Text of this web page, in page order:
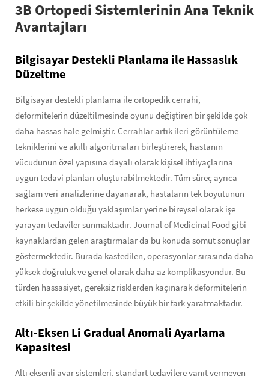
3B Ortopedi Sistemlerinin Ana Teknik
Avantajları
Bilgisayar Destekli Planlama ile Hassaslık
Düzeltme
Bilgisayar destekli planlama ile ortopedik cerrahi,
deformitelerin düzeltilmesinde oyunu değiştiren bir şekilde çok
daha hassas hale gelmiştir. Cerrahlar artık ileri görüntüleme
tekniklerini ve akıllı algoritmaları birleştirerek, hastanın
vücudunun özel yapısına dayalı olarak kişisel ihtiyaçlarına
uygun tedavi planları oluşturabilmektedir. Tüm süreç ayrıca
sağlam veri analizlerine dayanarak, hastaların tek boyutunun
herkese uygun olduğu yaklaşımlar yerine bireysel olarak işe
yarayan tedaviler sunmaktadır. Journal of Medicinal Food gibi
kaynaklardan gelen araştırmalar da bu konuda somut sonuçlar
göstermektedir. Burada kastedilen, operasyonlar sırasında daha
yüksek doğruluk ve genel olarak daha az komplikasyondur. Bu
türden hassasiyet, gereksiz risklerden kaçınarak deformitelerin
etkili bir şekilde yönetilmesinde büyük bir fark yaratmaktadır.
Altı-Eksen Li Gradual Anomali Ayarlama
Kapasitesi
Altı eksenli ayar sistemleri, standart tedavilere yanıt vermeyen